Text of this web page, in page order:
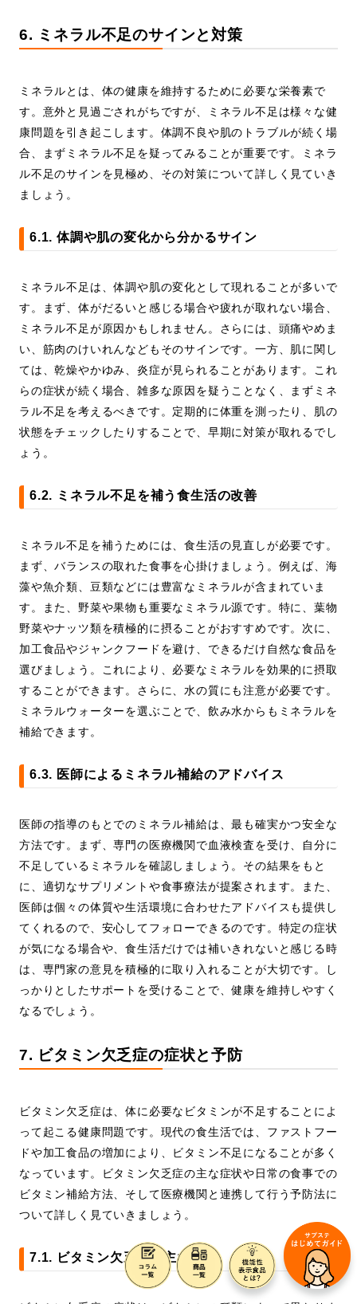
6. ミネラル不足のサインと対策
ミネラルとは、体の健康を維持するために必要な栄養素で
す。意外と見過ごされがちですが、ミネラル不足は様々な健
康問題を引き起こします。体調不良や肌のトラブルが続く場
合、まずミネラル不足を疑ってみることが重要です。ミネラ
ル不足のサインを見極め、その対策について詳しく見ていき
ましょう。
6.1. 体調や肌の変化から分かるサイン
ミネラル不足は、体調や肌の変化として現れることが多いで
す。まず、体がだるいと感じる場合や疲れが取れない場合、
ミネラル不足が原因かもしれません。さらには、頭痛やめま
い、筋肉のけいれんなどもそのサインです。一方、肌に関し
ては、乾燥やかゆみ、炎症が見られることがあります。これ
らの症状が続く場合、雑多な原因を疑うことなく、まずミネ
ラル不足を考えるべきです。定期的に体重を測ったり、肌の
状態をチェックしたりすることで、早期に対策が取れるでし
ょう。
6.2. ミネラル不足を補う食生活の改善
ミネラル不足を補うためには、食生活の見直しが必要です。
まず、バランスの取れた食事を心掛けましょう。例えば、海
藻や魚介類、豆類などには豊富なミネラルが含まれていま
す。また、野菜や果物も重要なミネラル源です。特に、葉物
野菜やナッツ類を積極的に摂ることがおすすめです。次に、
加工食品やジャンクフードを避け、できるだけ自然な食品を
選びましょう。これにより、必要なミネラルを効果的に摂取
することができます。さらに、水の質にも注意が必要です。
ミネラルウォーターを選ぶことで、飲み水からもミネラルを
補給できます。
6.3. 医師によるミネラル補給のアドバイス
医師の指導のもとでのミネラル補給は、最も確実かつ安全な
方法です。まず、専門の医療機関で血液検査を受け、自分に
不足しているミネラルを確認しましょう。その結果をもと
に、適切なサプリメントや食事療法が提案されます。また、
医師は個々の体質や生活環境に合わせたアドバイスも提供し
てくれるので、安心してフォローできるのです。特定の症状
が気になる場合や、食生活だけでは補いきれないと感じる時
は、専門家の意見を積極的に取り入れることが大切です。し
っかりとしたサポートを受けることで、健康を維持しやすく
なるでしょう。
7. ビタミン欠乏症の症状と予防
ビタミン欠乏症は、体に必要なビタミンが不足することによ
って起こる健康問題です。現代の食生活では、ファストフー
ドや加工食品の増加により、ビタミン不足になることが多く
なっています。ビタミン欠乏症の主な症状や日常の食事での
ビタミン補給方法、そして医療機関と連携して行う予防法に
ついて詳しく見ていきましょう。
7.1. ビタミン欠乏症の主な症状